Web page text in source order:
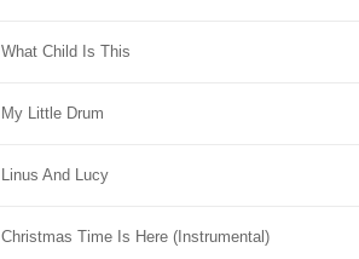
What Child Is This
My Little Drum
Linus And Lucy
Christmas Time Is Here (Instrumental)